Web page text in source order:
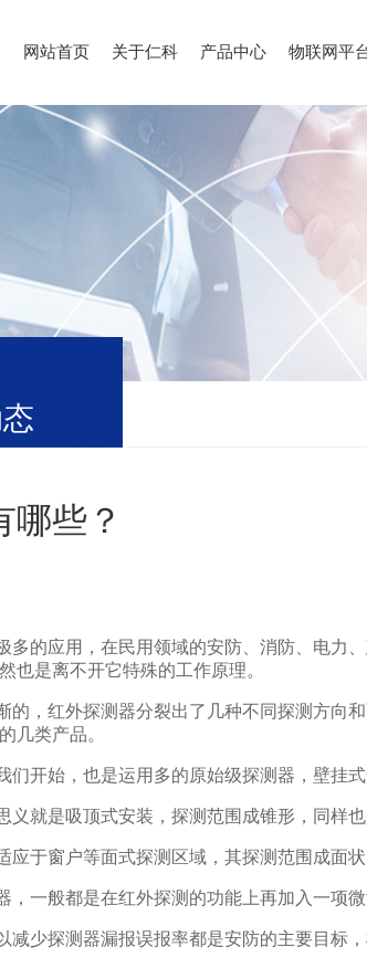
网站首页 关于仁科 产品中心 物联网平
哪些？
的应用，在民用领域的安防、消防、电力
也是离不开它特殊的工作原理。
的，红外探测器分裂出了几种不同探测方向
几类产品。
们开始，也是运用多的原始级探测器，壁挂
义就是吸顶式安装，探测范围成锥形，同样
应于窗户等面式探测区域，其探测范围成面
，一般都是在红外探测的功能上再加入一项
减少探测器漏报误报率都是安防的主要目标